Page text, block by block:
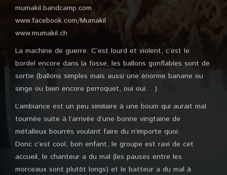
mumakil.bandcamp.com
www.facebook.com/Mumakil
www.mumakil.ch
La machine de guerre. C’est lourd et violent, c’est le
bordel encore dans la fosse, les ballons gonflables sont de
sortie (ballons simples mais aussi une énorme banane ou
singe ou bien encore perroquet, oui oui. . ).
L’ambiance est un peu similaire à une boum qui aurait mal
tournée suite à l’arrivée d’une bonne vingtaine de
métalleux bourrés voulant faire du n’importe quoi.
Donc c’est cool, bon enfant, le groupe est ravi de cet
accueil, le chanteur a du mal (les pauses entre les
morceaux sont plutôt longs) et le batteur a du mal à